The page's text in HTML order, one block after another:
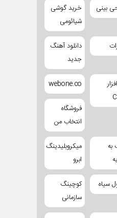
بینی
خرید گوشی
شیائومی
دانلود آهنگ
جدید
webone.co
فروشگاه
انتخاب من
به
میکروبلیدینگ
ابرو
سیاه
کوچینگ
سازمانی